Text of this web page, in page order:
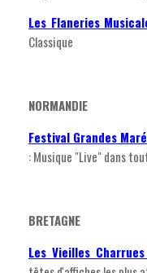
Les Flaneries
Classique
NORMANDIE
Festival Grandes
: Musique "Live" dans
BRETAGNE
Les Vieilles